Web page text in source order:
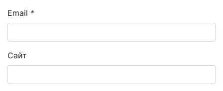
Email *
Сайт